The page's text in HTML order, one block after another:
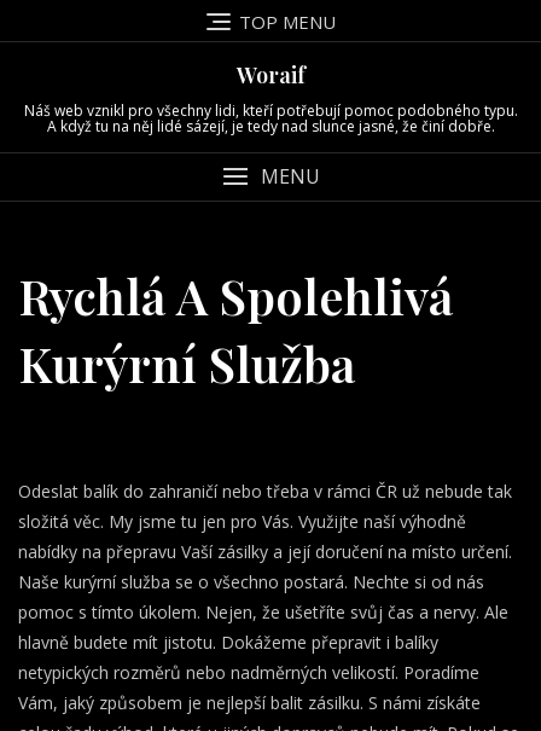
to
TOP MENU
Woraif
Náš web vznikl pro všechny lidi, kteří potřebují pomoc podobného typu.
A když tu na něj lidé sázejí, je tedy nad slunce jasné, že činí dobře.
MENU
Rychlá A Spolehlivá
Kurýrní Služba
Odeslat balík do zahraničí nebo třeba v rámci ČR už nebude tak
složitá věc. My jsme tu jen pro Vás. Využijte naší výhodně
nabídky na přepravu Vaší zásilky a její doručení na místo určení.
Naše kurýrní služba se o všechno postará. Nechte si od nás
pomoc s tímto úkolem. Nejen, že ušetříte svůj čas a nervy. Ale
hlavně budete mít jistotu. Dokážeme přepravit i balíky
netypických rozměrů nebo nadměrných velikostí. Poradíme
Vám, jaký způsobem je nejlepší balit zásilku. S námi získáte